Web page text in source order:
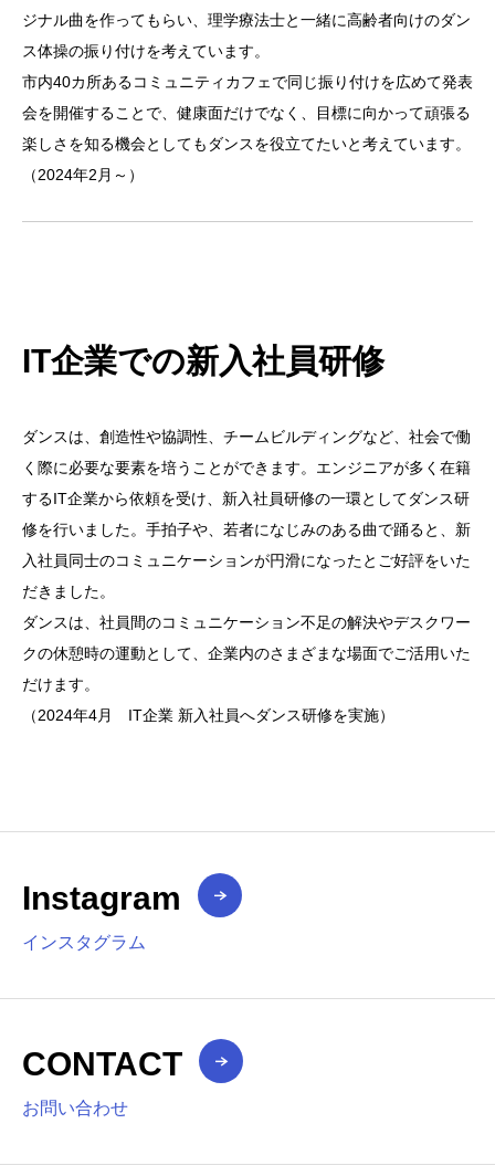
ジナル曲を作ってもらい、理学療法士と一緒に高齢者向けのダン
ス体操の振り付けを考えています。
市内40カ所あるコミュニティカフェで同じ振り付けを広めて発表
会を開催することで、健康面だけでなく、目標に向かって頑張る
楽しさを知る機会としてもダンスを役立てたいと考えています。
（2024年2月～）
IT企業での新入社員研修
ダンスは、創造性や協調性、チームビルディングなど、社会で働
く際に必要な要素を培うことができます。エンジニアが多く在籍
するIT企業から依頼を受け、新入社員研修の一環としてダンス研
修を行いました。手拍子や、若者になじみのある曲で踊ると、新
入社員同士のコミュニケーションが円滑になったとご好評をいた
だきました。
ダンスは、社員間のコミュニケーション不足の解決やデスクワー
クの休憩時の運動として、企業内のさまざまな場面でご活用いた
だけます。
（2024年4月 IT企業 新入社員へダンス研修を実施）
Instagram
インスタグラム
CONTACT
お問い合わせ